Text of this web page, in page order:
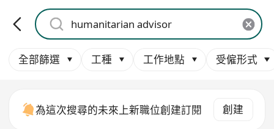
全部篩選 工種 工作地點 受僱形式
為這次搜尋的未來上新職位創建訂閱 創建